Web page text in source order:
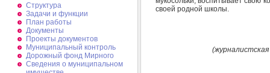
Структура
Задачи и функции
План работы
Документы
Проекты документов
Муниципальный контроль
Дорожный фонд Мирного
Cведения о муниципальном
своей родной школы.